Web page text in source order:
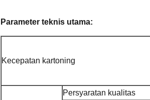
Parameter teknis utama:
Kecepatan kartoning
Persyaratan kualitas